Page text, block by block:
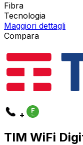
Fibra
Tecnologia
Maggiori dettagli
Compara
+
TIM WiFi